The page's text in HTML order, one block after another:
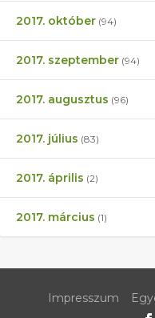
2017. október (94)
2017. szeptember (94)
2017. augusztus (96)
2017. július (83)
2017. április (2)
2017. március (1)
Impresszum